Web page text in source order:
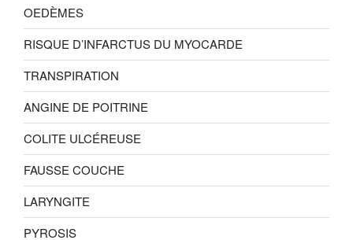
OEDÈMES
RISQUE D’INFARCTUS DU MYOCARDE
TRANSPIRATION
ANGINE DE POITRINE
COLITE ULCÉREUSE
FAUSSE COUCHE
LARYNGITE
PYROSIS